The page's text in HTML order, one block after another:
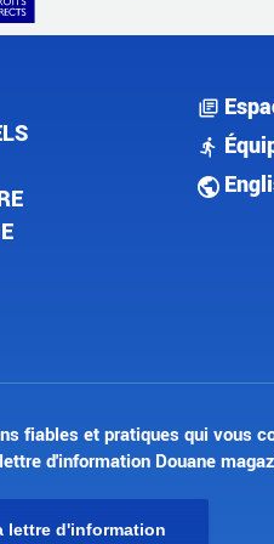
fiables et pratiques qui vous
d'information Douane
lettre d'information